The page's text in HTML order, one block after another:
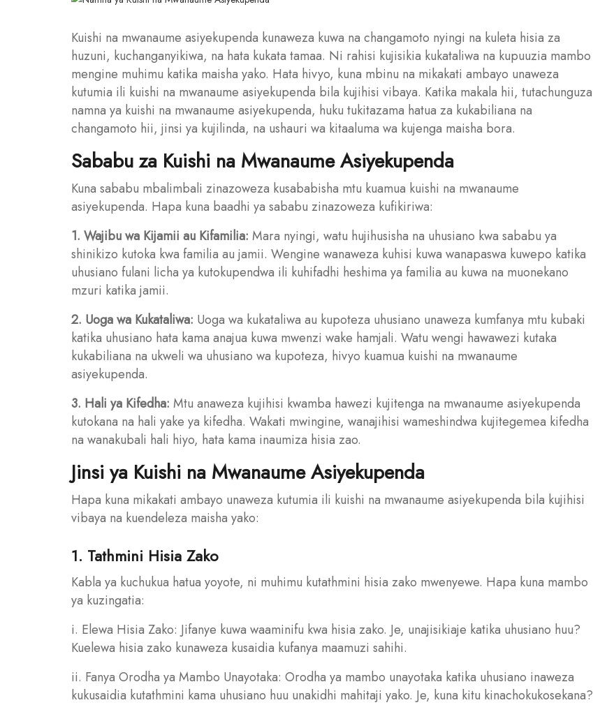
Kuishi na mwanaume asiyekupenda kunaweza kuwa na changamoto nyingi na kuleta hisia za
huzuni, kuchanganyikiwa, na hata kukata tamaa. Ni rahisi kujisikia kukataliwa na kupuuzia mambo
mengine muhimu katika maisha yako. Hata hivyo, kuna mbinu na mikakati ambayo unaweza
kutumia ili kuishi na mwanaume asiyekupenda bila kujihisi vibaya. Katika makala hii, tutachunguza
namna ya kuishi na mwanaume asiyekupenda, huku tukitazama hatua za kukabiliana na
changamoto hii, jinsi ya kujilinda, na ushauri wa kitaaluma wa kujenga maisha bora.
Sababu za Kuishi na Mwanaume Asiyekupenda
Kuna sababu mbalimbali zinazoweza kusababisha mtu kuamua kuishi na mwanaume
asiyekupenda. Hapa kuna baadhi ya sababu zinazoweza kufikiriwa:
1. Wajibu wa Kijamii au Kifamilia: Mara nyingi, watu hujihusisha na uhusiano kwa sababu ya
shinikizo kutoka kwa familia au jamii. Wengine wanaweza kuhisi kuwa wanapaswa kuwepo katika
uhusiano fulani licha ya kutokupendwa ili kuhifadhi heshima ya familia au kuwa na muonekano
mzuri katika jamii.
2. Uoga wa Kukataliwa: Uoga wa kukataliwa au kupoteza uhusiano unaweza kumfanya mtu kubaki
katika uhusiano hata kama anajua kuwa mwenzi wake hamjali. Watu wengi hawawezi kutaka
kukabiliana na ukweli wa uhusiano wa kupoteza, hivyo kuamua kuishi na mwanaume
asiyekupenda.
3. Hali ya Kifedha: Mtu anaweza kujihisi kwamba hawezi kujitenga na mwanaume asiyekupenda
kutokana na hali yake ya kifedha. Wakati mwingine, wanajihisi wameshindwa kujitegemea kifedha
na wanakubali hali hiyo, hata kama inaumiza hisia zao.
Jinsi ya Kuishi na Mwanaume Asiyekupenda
Hapa kuna mikakati ambayo unaweza kutumia ili kuishi na mwanaume asiyekupenda bila kujihisi
vibaya na kuendeleza maisha yako:
1. Tathmini Hisia Zako
Kabla ya kuchukua hatua yoyote, ni muhimu kutathmini hisia zako mwenyewe. Hapa kuna mambo
ya kuzingatia:
i. Elewa Hisia Zako: Jifanye kuwa waaminifu kwa hisia zako. Je, unajisikiaje katika uhusiano huu?
Kuelewa hisia zako kunaweza kusaidia kufanya maamuzi sahihi.
ii. Fanya Orodha ya Mambo Unayotaka: Orodha ya mambo unayotaka katika uhusiano inaweza
kukusaidia kutathmini kama uhusiano huu unakidhi mahitaji yako. Je, kuna kitu kinachokukosekana?